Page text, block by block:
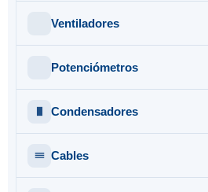
Ventiladores
Potenciómetros
Condensadores
Cables